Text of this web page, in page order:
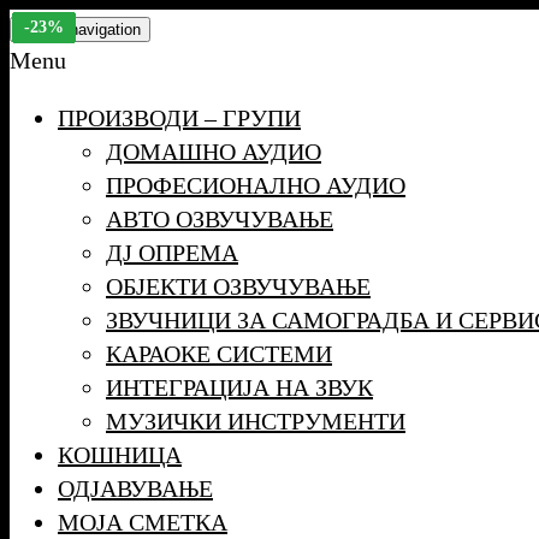
Skip
to
content
Toggle navigation
Menu
ПРОИЗВОДИ – ГРУПИ
ДОМАШНО АУДИО
ПРОФЕСИОНАЛНО АУДИО
АВТО ОЗВУЧУВАЊЕ
ДЈ ОПРЕМА
ОБЈЕКТИ ОЗВУЧУВАЊЕ
ЗВУЧНИЦИ ЗА САМОГРАДБА И
КАРАОКЕ СИСТЕМИ
ИНТЕГРАЦИЈА НА ЗВУК
МУЗИЧКИ ИНСТРУМЕНТИ
КОШНИЦА
ОДЈАВУВАЊЕ
МОЈА СМЕТКА
-7%
-6%
-13%
-20%
-12%
-12%
-16%
-23%
-13%
-15%
-14%
-15%
-18%
-14%
-23%